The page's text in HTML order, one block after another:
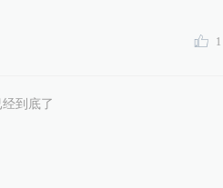
1
经到底了